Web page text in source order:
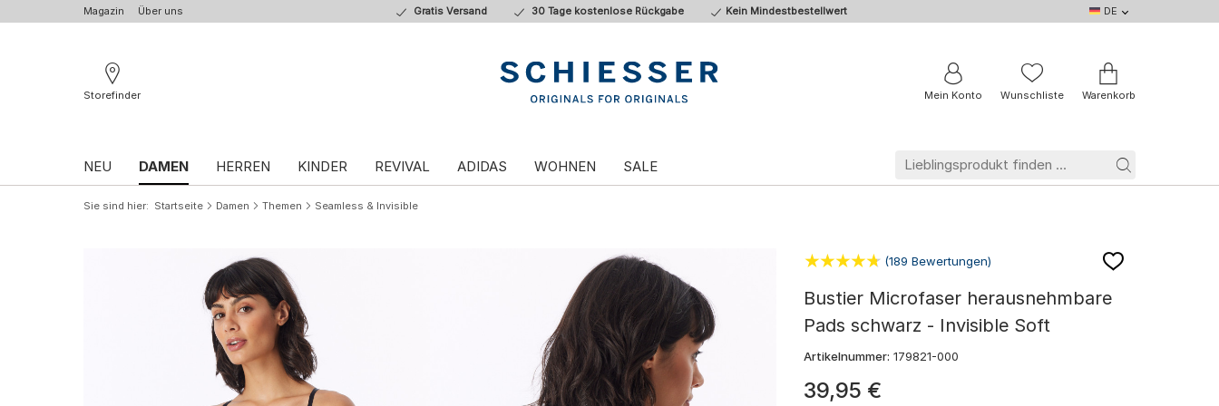
Magazin Über uns Gratis Versand 30 Tage kostenlose Rückgabe Kein Mindestbestellwert DE
DE
EN
BE
FR
Storefinder
Mein Konto Wunschliste Warenkorb
NEU DAMEN HERREN KINDER REVIVAL ADIDAS WOHNEN SALE
Sie sind hier Startseite Damen Themen Seamless & Invisible
(189 Bewertungen)
Bustier Microfaser herausnehmbare
Pads schwarz - Invisible Soft
Artikelnummer: 179821-000
39,95 €